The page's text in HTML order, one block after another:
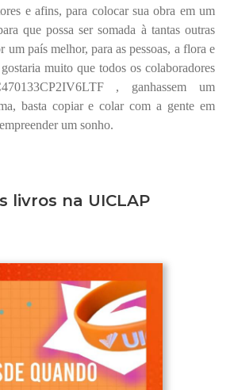
e afins, para colocar sua obra em um
que possa ser somada à tantas outras
um país melhor, para as pessoas, a flora e
muito que todos os colaboradores
, ganhassem um
basta copiar e colar com a gente em
um sonho.
livros na UICLAP